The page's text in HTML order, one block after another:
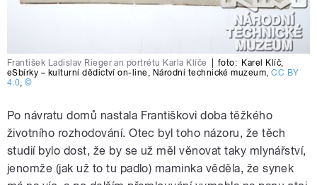
František Ladislav Rieger an portrétu Karla Klíče foto: Karel Klíč
eSbírky – kulturní dědictví on-line Národní technické muzeum ,CC BY
4.0 ,©
Po návratu domů nastala Františkovi doba těžkého
životního rozhodování. Otec byl toho názoru, že těch
studií bylo dost, že by se už měl věnovat taky mlynářství,
jenomže (jak už to tu padlo) maminka věděla, že synek